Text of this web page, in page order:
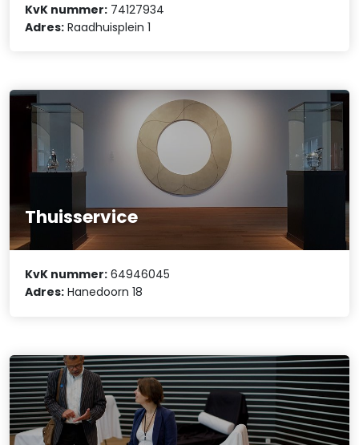
KvK nummer: 74127934
Adres: Raadhuisplein 1
Thuisservice
KvK nummer: 64946045
Adres: Hanedoorn 18